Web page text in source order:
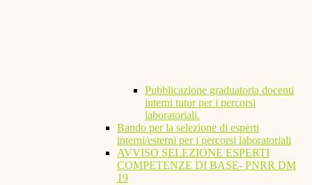
Pubblicazione graduatoria docenti
interni tutor per i percorsi
laboratoriali.
Bando per la selezione di esperti
interni/esterni per i percorsi laboratoriali
AVVISO SELEZIONE ESPERTI
COMPETENZE DI BASE- PNRR DM
19